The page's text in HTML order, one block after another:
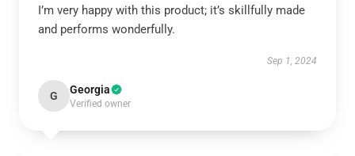
I’m very happy with this product; it’s skillfully made
and performs wonderfully.
Sep 1, 2024
G Georgia
Verified owner